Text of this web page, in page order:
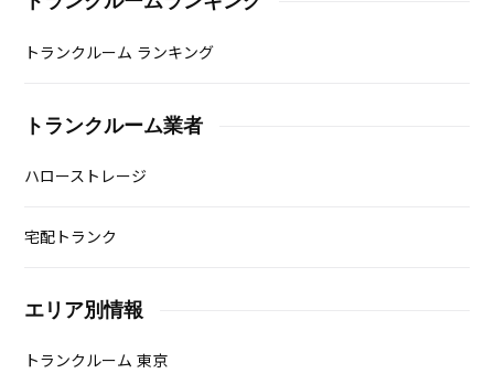
家の２階に、貯めまくった雑誌の重さで、壁はひび割れ、床が下がっ
てきた！このままでは床が抜けてしまう！どうすればいいんでしょう
の実例
あるんでしょうか？
トランクルームランキング